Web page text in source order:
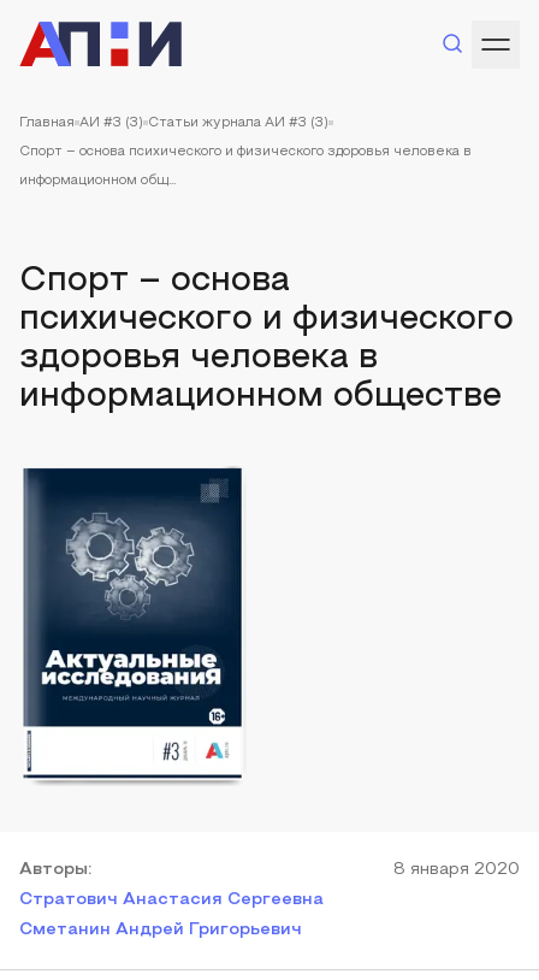
Главная АИ #3 (3) Статьи журнала АИ #3 (3)
Спорт – основа психического и физического здоровья человека в
информационном общ...
Спорт – основа
психического и физического
здоровья человека в
информационном обществе
Авторы:
Стратович Анастасия Сергеевна
Сметанин Андрей Григорьевич
8 января 2020